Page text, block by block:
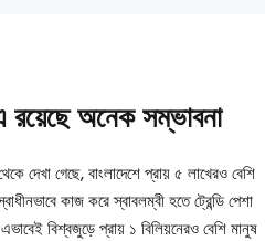
অনেক সম্ভাবনা
দেখা গেছে, বাংলাদেশে প্রায় ৫ লাখেরও বেশি
কাজ করে স্বাবলম্বী হতে ট্রেন্ডি পেশা
বিশ্বজুড়ে প্রায় ১ বিলিয়নেরও বেশি মানুষ